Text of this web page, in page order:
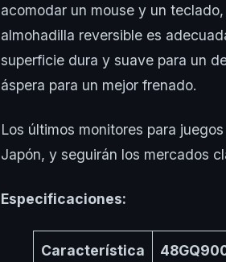
acomodar un mouse y un
almohadilla reversible es
superficie dura y suave para un
áspera para un mejor frenado.
Los últimos monitores para
Japón, y seguirán los mercados
Especificaciones:
Característica